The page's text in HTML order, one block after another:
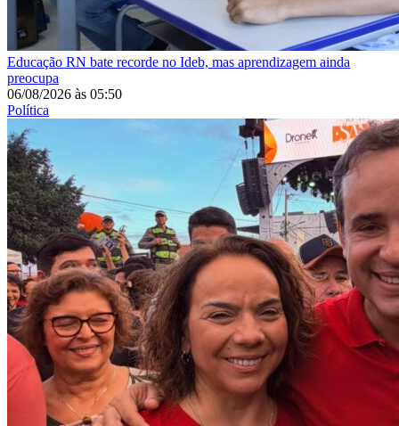
Educação RN bate recorde no Ideb, mas aprendizagem ainda
preocupa
06/08/2026 às 05:50
Política